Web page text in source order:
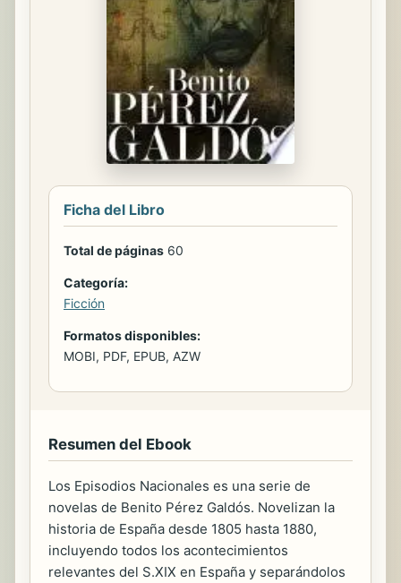
Ficha del Libro
Total de páginas 60
Categoría:
Ficción
Formatos disponibles:
MOBI, PDF, EPUB, AZW
Resumen del Ebook
Los Episodios Nacionales es una serie de
novelas de Benito Pérez Galdós. Novelizan la
historia de España desde 1805 hasta 1880,
incluyendo todos los acontecimientos
relevantes del S.XIX en España y separándolos